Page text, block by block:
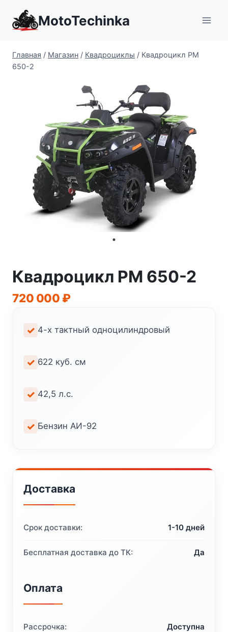
содержимому
MotoTechinka
Главная / Магазин / Квадроциклы / Квадроцикл РМ
650-2
Квадроцикл РМ 650-2
720 000 ₽
4-х тактный одноцилиндровый
622 куб. см
42,5 л.с.
Бензин АИ-92
Доставка
Срок доставки: 1-10 дней
Бесплатная доставка до ТК: Да
Оплата
Рассрочка: Доступна